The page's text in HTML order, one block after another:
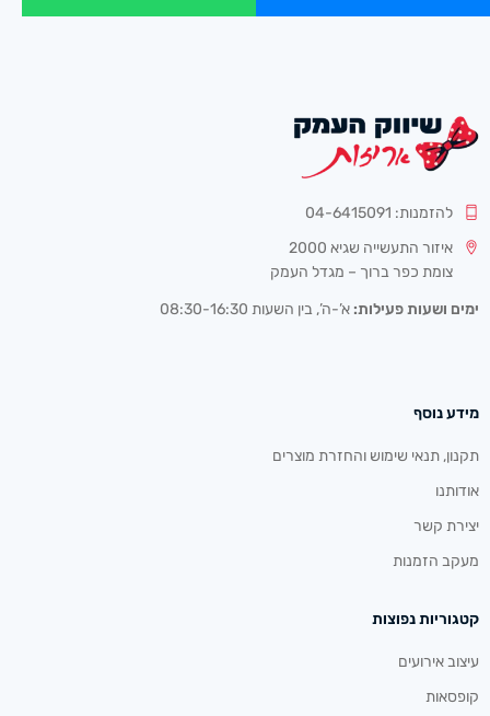
להזמנות: 04-6415091
איזור התעשייה שגיא 2000
צומת כפר ברוך – מגדל העמק
ימים ושעות פעילות: א’-ה’, בין השעות 08:30-16:30
מידע נוסף
תקנון, תנאי שימוש והחזרת מוצרים
אודותנו
יצירת קשר
מעקב הזמנות
קטגוריות נפוצות
עיצוב אירועים
קופסאות